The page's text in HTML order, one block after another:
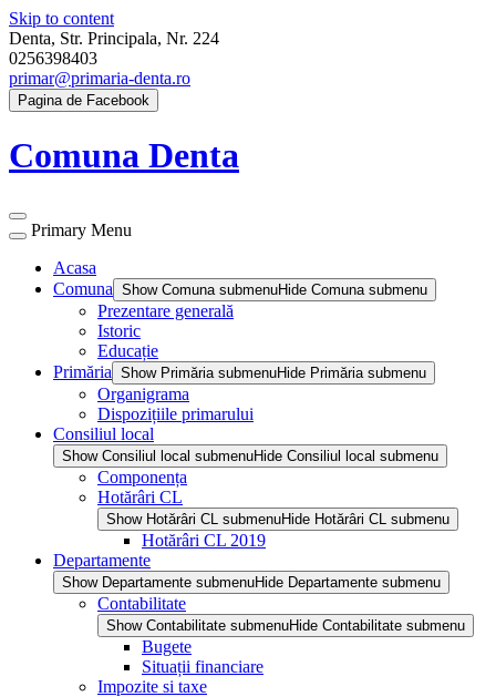
Skip to content
Denta, Str. Principala, Nr. 224
0256398403
primar@primaria-denta.ro
Pagina de Facebook
Comuna Denta
Primary Menu
Acasa
Comuna Show Comuna submenuHide Comuna submenu
Prezentare generală
Istoric
Educație
Primăria Show Primăria submenuHide Primăria submenu
Organigrama
Dispozițiile primarului
Consiliul local
Show Consiliul local submenuHide Consiliul local submenu
Componența
Hotărâri CL
Show Hotărâri CL submenuHide Hotărâri CL submenu
Hotărâri CL 2019
Departamente
Show Departamente submenuHide Departamente submenu
Contabilitate
Show Contabilitate submenuHide Contabilitate submenu
Bugete
Situații financiare
Impozite si taxe